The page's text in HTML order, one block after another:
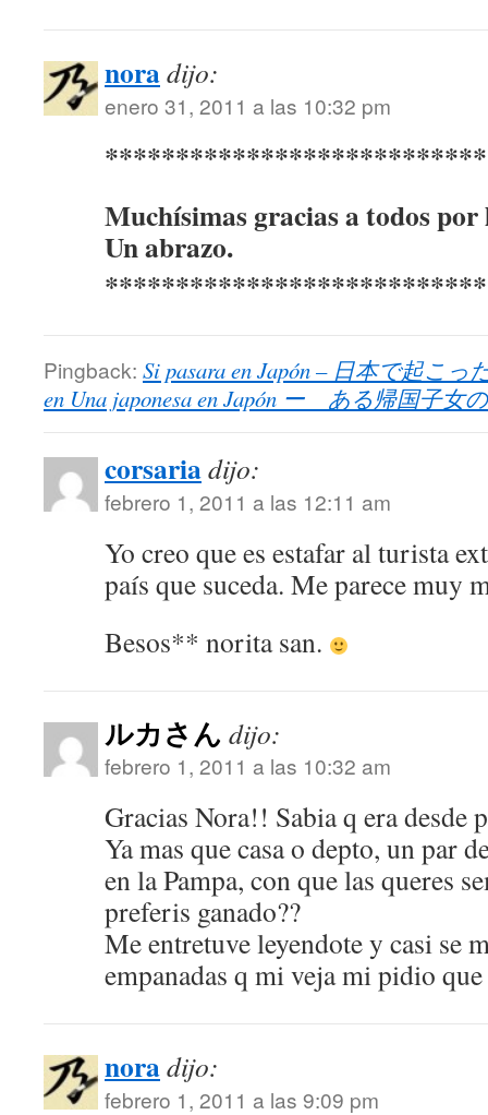
noradijo:
enero 31, 2011 a las 10:32 pm
Muchísimas gracias a todos por
Un abrazo.
Pingback: Si pasara en Japón – 日本で起こっ
en Una japonesa en Japón ー ある帰国子女
corsariadijo:
febrero 1, 2011 a las 12:11 am
Yo creo que es estafar al turista
país que suceda. Me parece muy
Besos** norita san.
ルカさん dijo:
febrero 1, 2011 a las 10:32 am
Gracias Nora!! Sabia q era desde
Ya mas que casa o depto, un par
en la Pampa, con que las queres
preferis ganado??
Me entretuve leyendote y casi se
empanadas q mi veja mi pidio
noradijo:
febrero 1, 2011 a las 9:09 pm